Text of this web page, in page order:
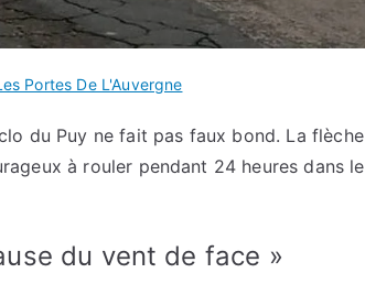
Portes De L'Auvergne
du Puy ne fait pas faux bond. La flèche
à rouler pendant 24 heures dans le
du vent de face »